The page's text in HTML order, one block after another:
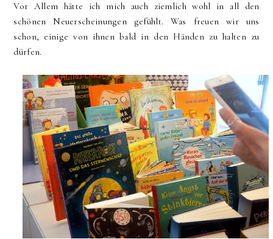
Vor Allem hätte ich mich auch ziemlich wohl in all den
schönen Neuerscheinungen gefühlt. Was freuen wir uns
schon, einige von ihnen bald in den Händen zu halten zu
dürfen.